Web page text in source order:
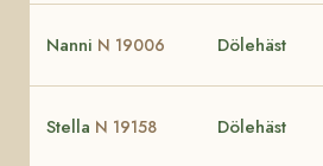
Nanni N 19006 Dölehäst
Stella N 19158 Dölehäst